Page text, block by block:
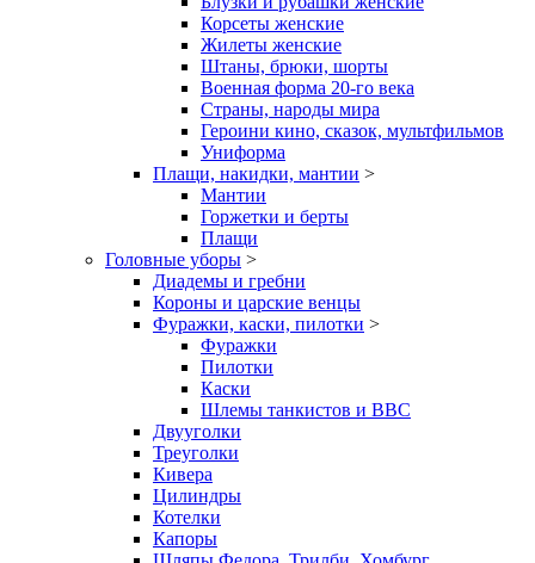
Корсеты женские
Жилеты женские
Штаны, брюки, шорты
Военная форма 20-го века
Страны, народы мира
Героини кино, сказок, мультфильмов
Униформа
Плащи, накидки, мантии >
Мантии
Горжетки и берты
Плащи
Головные уборы >
Диадемы и гребни
Короны и царские венцы
Фуражки, каски, пилотки >
Фуражки
Пилотки
Каски
Шлемы танкистов и ВВС
Двууголки
Треуголки
Кивера
Цилиндры
Котелки
Капоры